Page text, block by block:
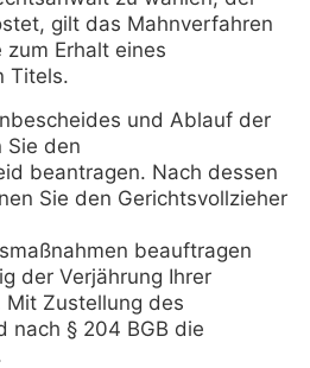
gilt das Mahnverfahren
Erhalt eines
Titels.
und Ablauf der
Sie den
beantragen. Nach dessen
Sie den Gerichtsvollzieher
beauftragen
der Verjährung Ihrer
Mit Zustellung des
nach § 204 BGB die